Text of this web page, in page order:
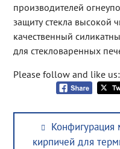
производителей
защиту стекла высокой
качественный
для стекловаренных
Please follow and like us:
Post
navigationPrevious
post:
Конфигурация
кирпичей для